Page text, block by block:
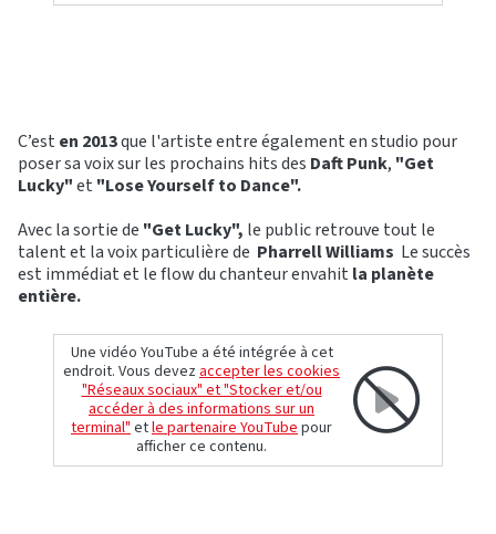
C’est en 2013que l'artiste entre également en studio pour
poser sa voix sur les prochains hits des Daft Punk, "Get
Lucky"et "Lose Yourself to Dance".
Avec la sortie de "Get Lucky", le public retrouve tout le
talent et la voix particulière de Pharrell Williams Le succès
est immédiat et le flow du chanteur envahit la planète
entière.
Une vidéo YouTube a été intégrée à cet
endroit. Vous devez accepter les cookies
"Réseaux sociaux" et "Stocker et/ou
accéder à des informations sur un
terminal" etle partenaire YouTube pour
afficher ce contenu.